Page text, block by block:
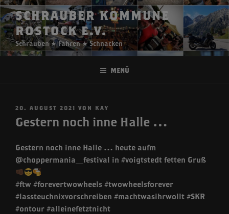
Zum
Inhalt
springen
SCHRAUBER KOMMUNE
ROSTOCK E.V.
Schrauben ★ Fahren ★ Schnacken
Menü
VERÖFFENTLICHT
20. AUGUST 2021 VON KAY
Gestern noch inne Halle …
Gestern noch inne Halle … heute aufm
@choppermania_festival in #voigtstedt fetten Gruß
#ftw #forevertwowheels #twowheelsforever
#lassteuchnixvorschreiben #machtwasihrwollt #SKR
#ontour #alleinefetztnicht